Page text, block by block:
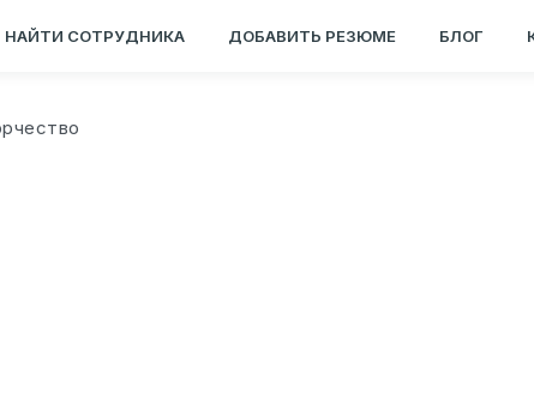
НАЙТИ СОТРУДНИКА ДОБАВИТЬ РЕЗЮМЕ БЛОГ